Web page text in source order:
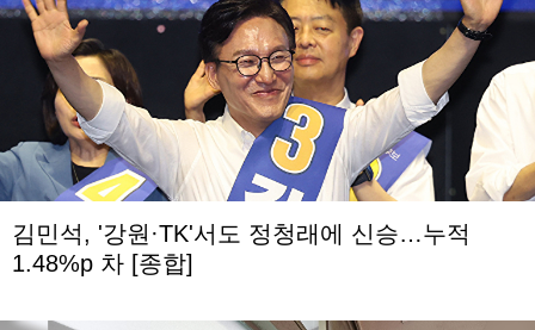
김민석, '강원·TK'서도 정청래에 신승…누적
1.48%p 차 [종합]